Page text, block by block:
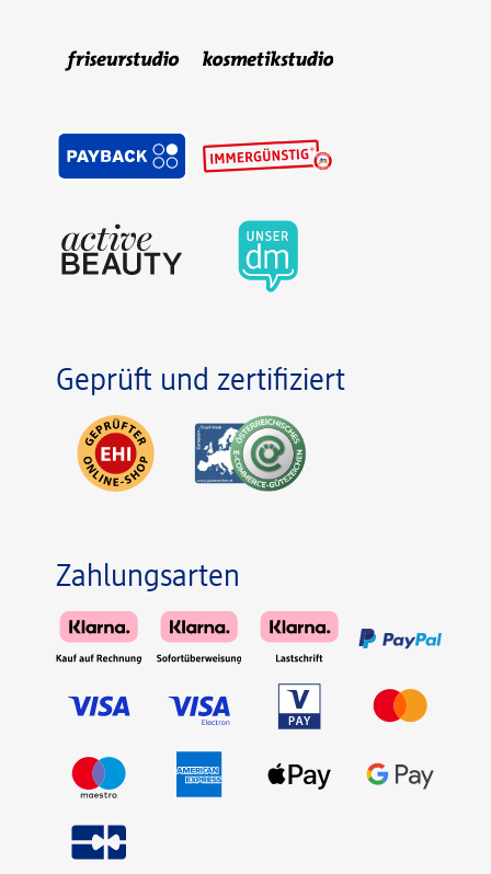
Geprüft und zertifiziert
Zahlungsarten